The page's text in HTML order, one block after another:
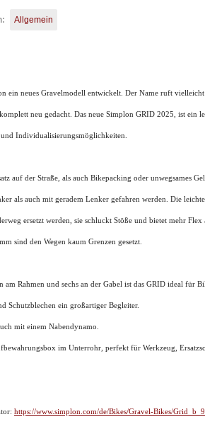
Allgemein
ein neues Gravelmodell entwickelt. Der Name ruft
neu gedacht. Das neue Simplon GRID 2025, ist ein
Individualisierungsmöglichkeiten.
auf der Straße, als auch Bikepacking oder unwegsames
als auch mit geradem Lenker gefahren werden. Die
ersetzt werden, sie schluckt Stöße und bietet mehr
sind den Wegen kaum Grenzen gesetzt.
am Rahmen und sechs an der Gabel ist das GRID ideal für
Schutzblechen ein großartiger Begleiter.
mit einem Nabendynamo.
im Unterrohr, perfekt für Werkzeug,
https://www.simplon.com/de/Bikes/Gravel-Bikes/